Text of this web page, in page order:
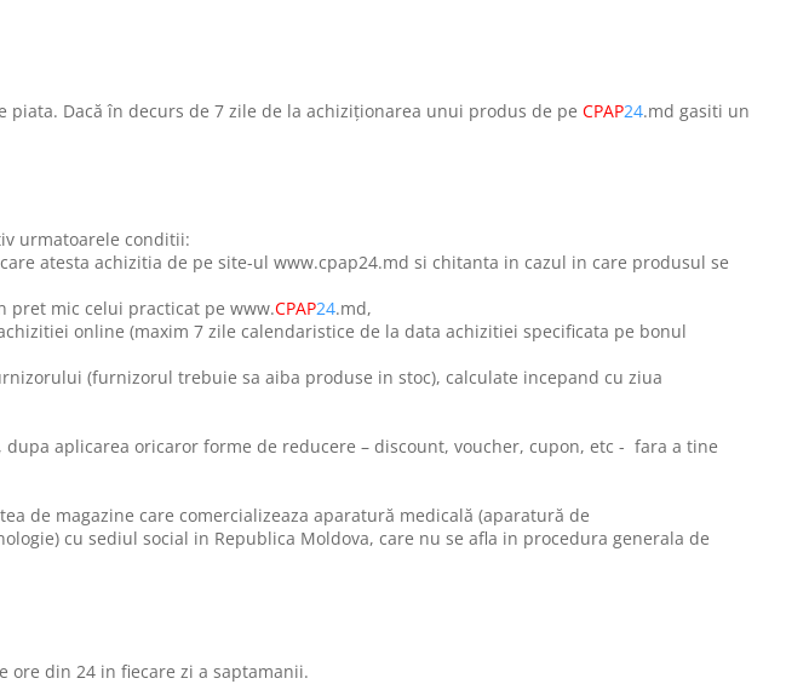
Dacă în decurs de 7 zile de la achiziționarea unui produs de pe CPAP24.md gasiti un
urmatoarele conditii:
atesta achizitia de pe site-ul www.cpap24.md si chitanta in cazul in care produsul se
pret mic celui practicat pe www.CPAP24.md,
online (maxim 7 zile calendaristice de la data achizitiei specificata pe bonul
(furnizorul trebuie sa aiba produse in stoc), calculate incepand cu ziua
dupa aplicarea oricaror forme de reducere – discount, voucher, cupon, etc - fara a tine
de magazine care comercializeaza aparatură medicală (aparatură de
cu sediul social in Republica Moldova, care nu se afla in procedura generala de
ore din 24 in fiecare zi a saptamanii.